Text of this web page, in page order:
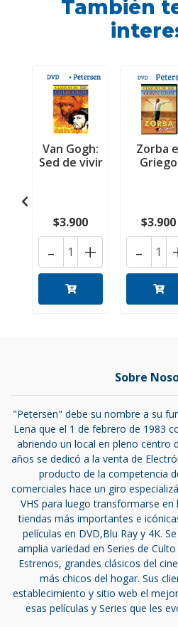
También
Van Gogh:
Sed de vivir
$3.900
+
-
Zorba
Griego
$3.900
-
Sobre
"Petersen" debe su nombre a su
Lena que el 1 de febrero de 1983
abriendo un local en pleno centro
años se dedicó a la venta de
producto de la competencia
comerciales hace un giro
VHS para luego transformarse en
tiendas más importantes e
películas en DVD,Blu Ray y 4K.
amplia variedad en Series de
Estrenos, grandes clásicos del
más chicos del hogar. Sus
establecimiento y sitio web el
esas películas y Series que les